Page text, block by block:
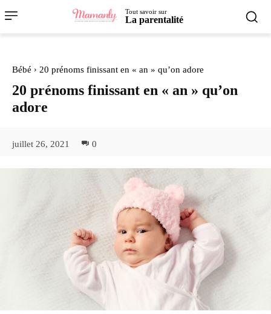
Tout savoir sur
La parentalité
Bébé 20 prénoms finissant en « an » qu’on adore
20 prénoms finissant en « an » qu’on
adore
juillet 26, 2021 0